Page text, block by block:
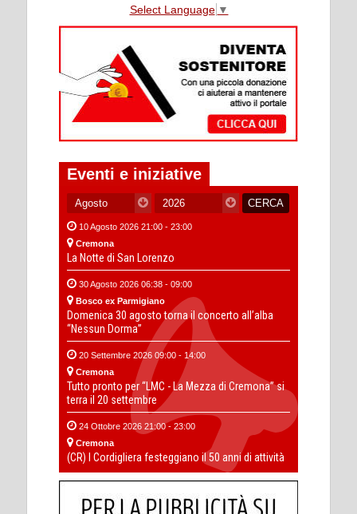
Select Language ▼
Eventi e iniziative
10 Agosto 2026 21:00 - 23:00
Cremona
La Notte di San Lorenzo
30 Agosto 2026 06:38 - 09:00
Bosco ex Parmigiano
Domenica 30 agosto torna il concerto all’alba
“Nessun Dorma”
20 Settembre 2026 09:00 - 14:00
Cremona
Tutto pronto per “LMC - La Mezza di Cremona” si
terra il 20 settembre
24 Ottobre 2026 21:00 - 23:00
Cremona
(CR) I Cordigliera festeggiano il 50 anni di attività